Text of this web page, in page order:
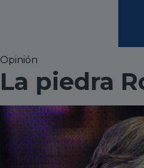
Opinión
La piedra